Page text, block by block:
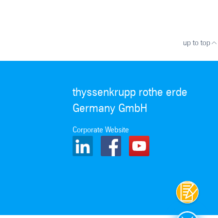
up to top
thyssenkrupp rothe erde
Germany GmbH
Corporate Website
Contatto